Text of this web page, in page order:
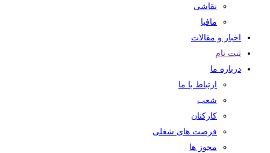
نقاشی
مافیا
اخبار و مقالات
ثبت نام
درباره ما
ارتباط با ما
شعب
کارکنان
فرصت های شغلی
مجوز ها